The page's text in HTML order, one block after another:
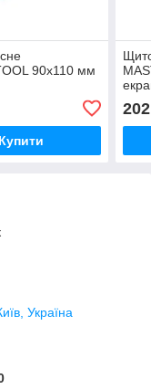
90х110 мм
Купити
202
Україна